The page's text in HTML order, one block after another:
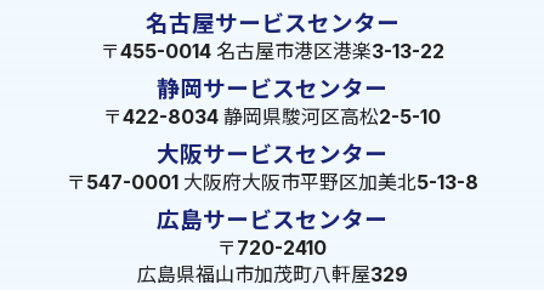
名古屋サービスセンター
〒455-0014 名古屋市港区港楽3-13-22
静岡サービスセンター
〒422-8034 静岡県駿河区高松2-5-10
大阪サービスセンター
〒547-0001 大阪府大阪市平野区加美北5-13-8
広島サービスセンター
〒720-2410
広島県福山市加茂町八軒屋329